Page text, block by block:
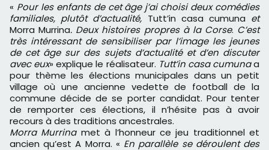
« Pour les enfants de cet âge j’ai choisi deux comédies
familiales, plutôt d’actualité, Tutt’in casa cumuna et
Morra Murrina. Deux histoires propres à la Corse. C’est
très intéressant de sensibiliser par l’image les jeunes
de cet âge sur des sujets d’actualité et d’en discuter
avec eux» explique le réalisateur. Tutt’in casa cumunaa
pour thème les élections municipales dans un petit
village où une ancienne vedette de football de la
commune décide de se porter candidat. Pour tenter
de remporter ces élections, il n’hésite pas à avoir
recours à des traditions ancestrales.
Morra Murrina met à l’honneur ce jeu traditionnel et
ancien qu’est A Morra. « En parallèle se déroulent des